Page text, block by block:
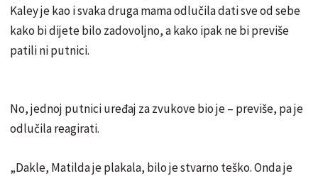
Kaley je kao i svaka druga mama odlučila dati sve od sebe
kako bi dijete bilo zadovoljno, a kako ipak ne bi previše
patili ni putnici.
No, jednoj putnici uređaj za zvukove bio je – previše, pa je
odlučila reagirati.
„Dakle, Matilda je plakala, bilo je stvarno teško. Onda je